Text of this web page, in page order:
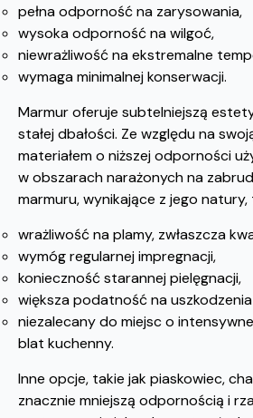
pełna odporność na zarysowania,
wysoka odporność na wilgoć,
niewrażliwość na ekstremalne
wymaga minimalnej konserwacji.
Marmur oferuje subtelniejszą
stałej dbałości. Ze względu na
materiałem o niższej odporności
w obszarach narażonych na
marmuru, wynikające z jego natury,
wrażliwość na plamy, zwłaszcza
wymóg regularnej impregnacji,
konieczność starannej pielęgnacji,
większa podatność na
niezalecany do miejsc o
blat kuchenny.
Inne opcje, takie jak piaskowiec,
znacznie mniejszą odpornością i